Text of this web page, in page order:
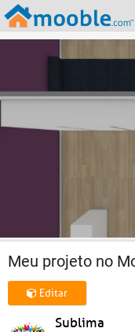
Meu projeto no
Editar
Sublima